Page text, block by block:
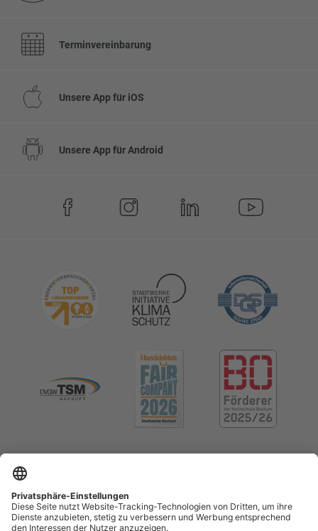
Terminvereinbarung
Unsere App für iOS
Unsere App für Android
Impressum
Menschenrechte (LkSG) Erklärung zur Barrierefreiheit